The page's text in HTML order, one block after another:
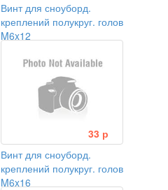
Винт для сноуборд.
креплений полукруг. голов
M6x12
33 р
Винт для сноуборд.
креплений полукруг. голов
M6x16